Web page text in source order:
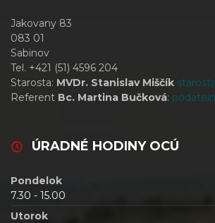
Jakovany 83
083 01
Sabinov
Tel. +421 (51) 4596 204
Starosta: MVDr. Stanislav Miščík
Referent Bc. Martina Bučková:
ÚRADNÉ HODINY OCÚ
Pondelok
7.30 - 15.00
Utorok